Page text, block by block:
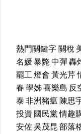
熱門關鍵字關稅
名媛暴斃中彈轟
罷工燈會黃光芹
春學姊喜樂島 反
泰非洲豬瘟陳思
投資 國民黨情趣
安佐吳茂昆部落